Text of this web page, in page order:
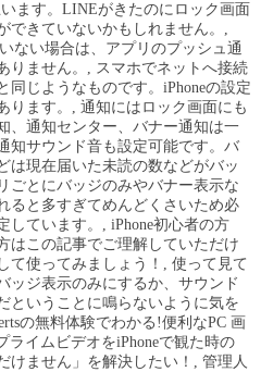
ます。LINEがきたのにロック画面
できていないかもしれません。,
ない場合は、アプリのプッシュ通
りません。, スマホでネットへ接続
同じようなものです。iPhoneの設定
ります。, 通知にはロック画面にも
、通知センター、バナー通知は一
知サウンド音も設定可能です。バ
は現在届いた未読の数などがバッ
ごとにバッジのみやバナー表示な
ると多すぎてめんどくさいため必
しています。, iPhone初心者の方
はこの記事でご理解していただけ
て使ってみましょう！, 使って見て
ッジ表示のみにするか、サウンド
ということに鳴らないように気を
の無料体験でわかる!便利なPC 画
ライムビデオをiPhoneで観た時の
けません」を解決したい！, 管理人